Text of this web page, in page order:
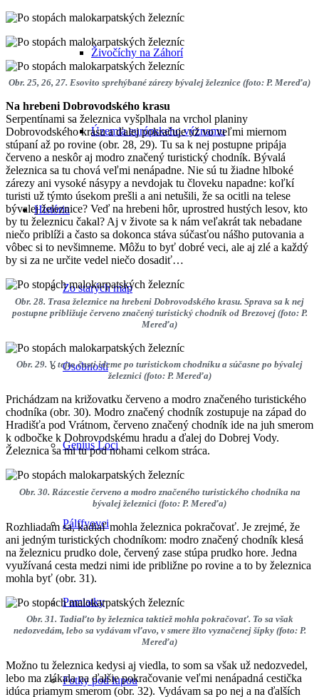
Živočíchy na Záhorí
Územia európskeho významu
História
Zo starých máp
Osobnosti
Genius Loci
Pálffyovci
Pamiatky
Fotky pod lupou
Obr. 25, 26, 27. Esovito sprehýbané zárezy bývalej železnice (foto: P. Mereďa)
Na hrebeni Dobrovodského krasu
Serpentínami sa železnica vyšplhala na vrchol planiny
Dobrovodského krasu a ďalej pokračuje už vo veľmi miernom
stúpaní až po rovine (obr. 28, 29). Tu sa k nej postupne pripája
červeno a neskôr aj modro značený turistický chodník. Bývalá
železnica sa tu chová veľmi nenápadne. Nie sú tu žiadne hlboké
zárezy ani vysoké násypy a nevdojak tu človeku napadne: koľkí
turisti už týmto úsekom prešli a ani netušili, že sa ocitli na telese
bývalej železnice? Veď na hrebeni hôr, uprostred hustých lesov, kto
by tu železnicu čakal? Aj v živote sa k nám veľakrát tak nebadane
niečo priblíži a často sa dokonca stáva súčasťou nášho putovania a
vôbec si to nevšimneme. Môžu to byť dobré veci, ale aj zlé a každý
by si za ne určite vedel niečo dosadiť…
Obr. 28. Trasa železnice na hrebeni Dobrovodského krasu. Sprava sa k nej
postupne približuje červeno značený turistický chodník od Brezovej (foto: P.
Mereďa)
Obr. 29. V tejto časti ideme po turistickom chodníku a súčasne po bývalej
železnici (foto: P. Mereďa)
Prichádzam na križovatku červeno a modro značeného turistického
chodníka (obr. 30). Modro značený chodník zostupuje na západ do
Hradišťa pod Vrátnom, červeno značený chodník ide na juh smerom
k odbočke k Dobrovodskému hradu a ďalej do Dobrej Vody.
Železnica sa mi tu pod nohami celkom stráca.
Obr. 30. Rázcestie červeno a modro značeného turistického chodníka na
bývalej železnici (foto: P. Mereďa)
Rozhliadam sa, kadiaľ mohla železnica pokračovať. Je zrejmé, že
ani jedným turistických chodníkom: modro značený chodník klesá
na železnicu prudko dole, červený zase stúpa prudko hore. Jedna
využívaná cesta medzi nimi ide približne po rovine a to by železnica
mohla byť (obr. 31).
Obr. 31. Tadiaľto by železnica taktiež mohla pokračovať. To sa však
nedozvedám, lebo sa vydávam vľavo, v smere žlto vyznačenej šípky (foto: P.
Mereďa)
Možno tu železnica kedysi aj viedla, to som sa však už nedozvedel,
lebo ma zlákala na ďalšie pokračovanie veľmi nenápadná cestička
idúca priamym smerom (obr. 32). Vydávam sa po nej a na ďalších